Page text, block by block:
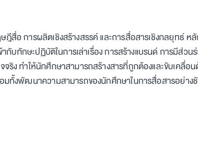
สื่อ การผลิตเชิงสร้างสรรค์ และการสื่อสารเชิงกลยุท
กับทักษะปฏิบัติในการเล่าเรื่อง การสร้างแบรนด์ การมีส่
ง ทำให้นักศึกษาสามารถสร้างสารที่ถูกต้องและขับเคลื่อ
มทั้งพัฒนาความสามารถของนักศึกษาในการสื่อสารอย่า